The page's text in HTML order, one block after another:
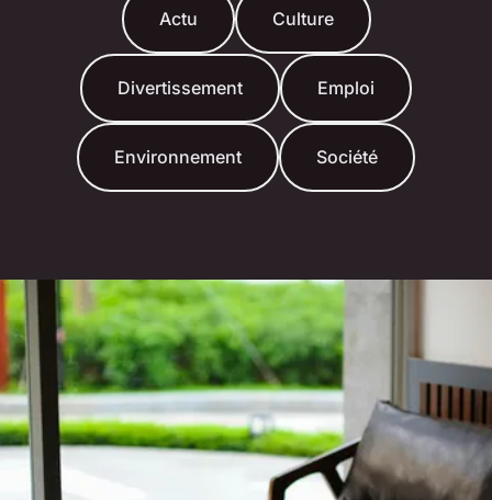
Actu Culture
Divertissement Emploi
Environnement Société